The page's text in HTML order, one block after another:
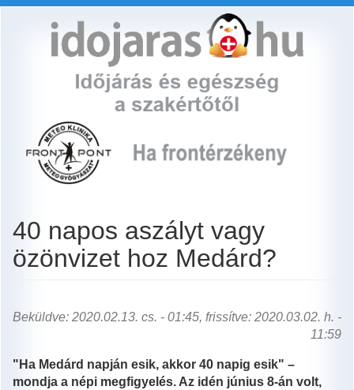
40 napos aszályt vagy
özönvizet hoz Medárd?
Beküldve: 2020.02.13. cs. - 01:45, frissítve: 2020.03.02. h. -
11:59
"Ha Medárd napján esik, akkor 40 napig esik" –
mondja a népi megfigyelés. Az idén június 8-án volt,